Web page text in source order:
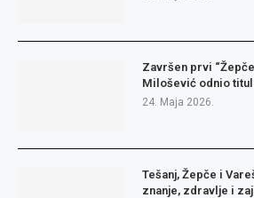
Završen prvi
Milošević odnio
24. Maja 2026.
Tešanj, Žepče i
znanje, zdravlje i